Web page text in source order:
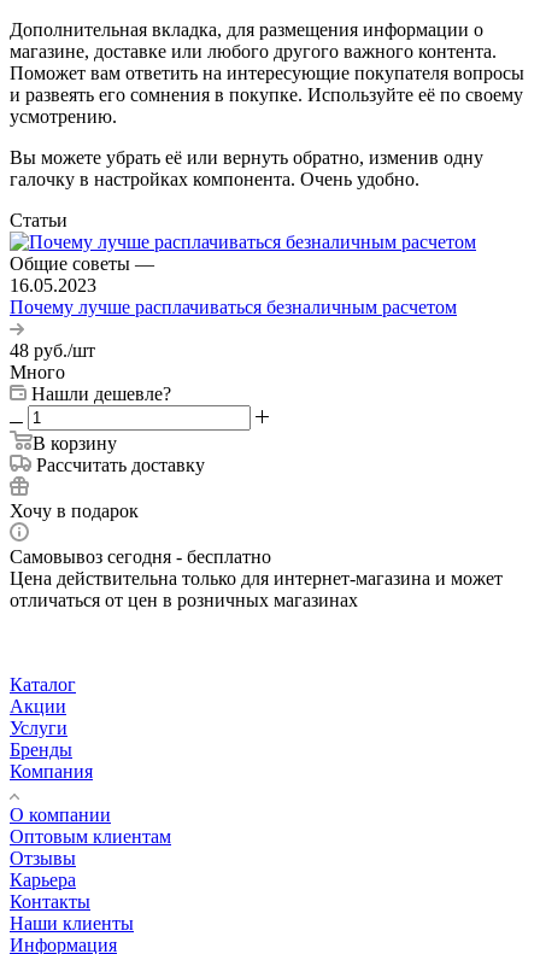
Дополнительная вкладка, для размещения информации о
магазине, доставке или любого другого важного контента.
Поможет вам ответить на интересующие покупателя вопросы
и развеять его сомнения в покупке. Используйте её по своему
усмотрению.
Вы можете убрать её или вернуть обратно, изменив одну
галочку в настройках компонента. Очень удобно.
Статьи
Общие советы —
16.05.2023
Почему лучше расплачиваться безналичным расчетом
48 руб./шт
Много
Нашли дешевле?
В корзину
Рассчитать доставку
Хочу в подарок
Самовывоз сегодня - бесплатно
Цена действительна только для интернет-магазина и может
отличаться от цен в розничных магазинах
Каталог
Акции
Услуги
Бренды
Компания
О компании
Оптовым клиентам
Отзывы
Карьера
Контакты
Наши клиенты
Информация